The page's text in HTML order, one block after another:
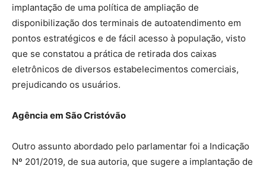
implantação de uma política de ampliação de
disponibilização dos terminais de autoatendimento em
pontos estratégicos e de fácil acesso à população, visto
que se constatou a prática de retirada dos caixas
eletrônicos de diversos estabelecimentos comerciais,
prejudicando os usuários.
Agência em São Cristóvão
Outro assunto abordado pelo parlamentar foi a Indicação
Nº 201/2019, de sua autoria, que sugere a implantação de